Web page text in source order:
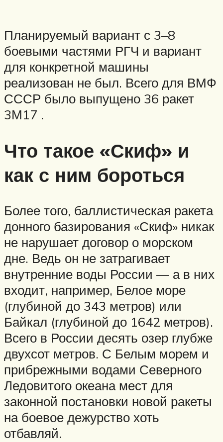
Планируемый вариант с 3–8
боевыми частями РГЧ и вариант
для конкретной машины
реализован не был. Всего для ВМФ
СССР было выпущено 36 ракет
3М17 .
Что такое «Скиф» и
как с ним бороться
Более того, баллистическая ракета
донного базирования «Скиф» никак
не нарушает договор о морском
дне. Ведь он не затрагивает
внутренние воды России — а в них
входит, например, Белое море
(глубиной до 343 метров) или
Байкал (глубиной до 1642 метров).
Всего в России десять озер глубже
двухсот метров. С Белым морем и
прибрежными водами Северного
Ледовитого океана мест для
законной постановки новой ракеты
на боевое дежурство хоть
отбавляй.